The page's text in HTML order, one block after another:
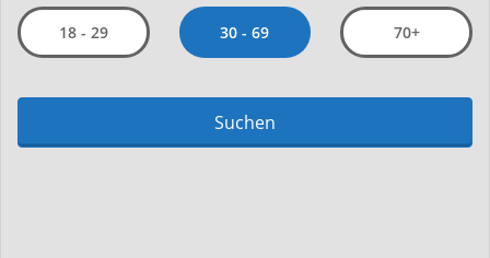
18 - 29 30 - 69 70+
Suchen